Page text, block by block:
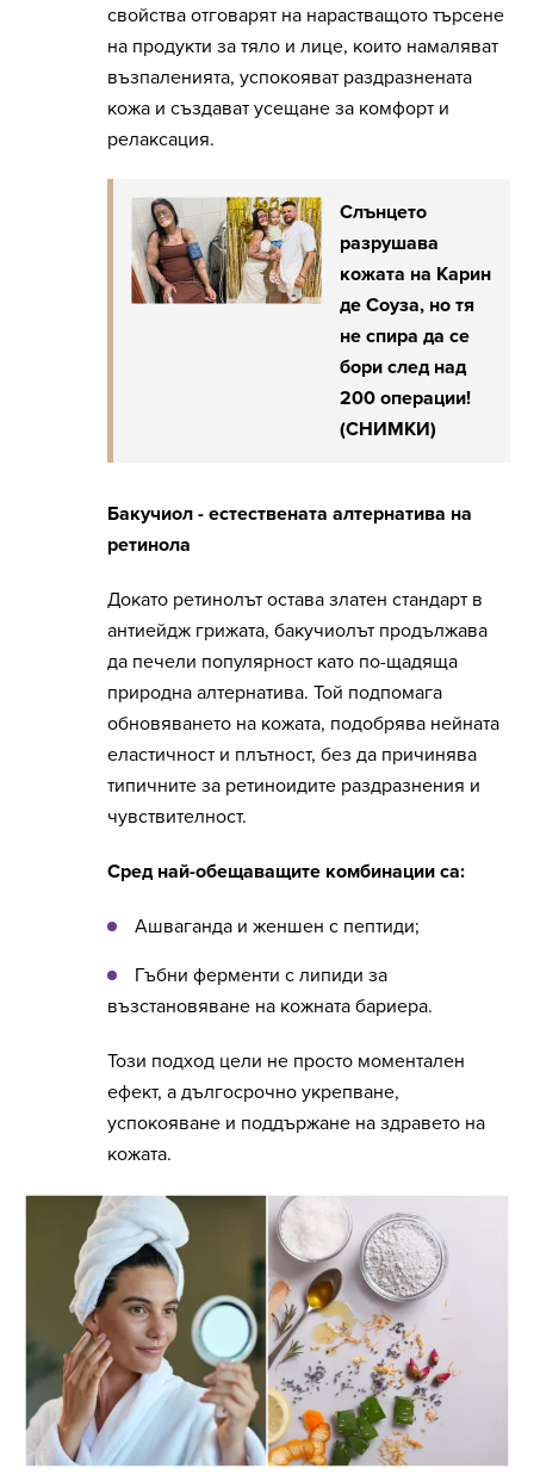
свойства отговарят на нарастващото търсене
на продукти за тяло и лице, които намаляват
възпаленията, успокояват раздразнената
кожа и създават усещане за комфорт и
релаксация.
Слънцето
разрушава
кожата на Карин
де Соуза, но тя
не спира да се
бори след над
200 операции!
(СНИМКИ)
Бакучиол - естествената алтернатива на
ретинола
Докато ретинолът остава златен стандарт в
антиейдж грижата, бакучиолът продължава
да печели популярност като по-щадяща
природна алтернатива. Той подпомага
обновяването на кожата, подобрява нейната
еластичност и плътност, без да причинява
типичните за ретиноидите раздразнения и
чувствителност.
Сред най-обещаващите комбинации са:
Ашваганда и женшен с пептиди;
Гъбни ферменти с липиди за
възстановяване на кожната бариера.
Този подход цели не просто моментален
ефект, а дългосрочно укрепване,
успокояване и поддържане на здравето на
кожата.